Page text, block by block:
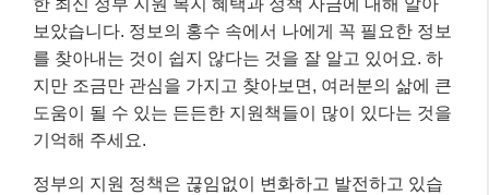
보았습니다. 정보의 홍수 속에서 나에게 꼭 필요한 정보
를 찾아내는 것이 쉽지 않다는 것을 잘 알고 있어요. 하
지만 조금만 관심을 가지고 찾아보면, 여러분의 삶에 큰
도움이 될 수 있는 든든한 지원책들이 많이 있다는 것을
기억해 주세요.
정부의 지원 정책은 끊임없이 변화하고 발전하고 있습